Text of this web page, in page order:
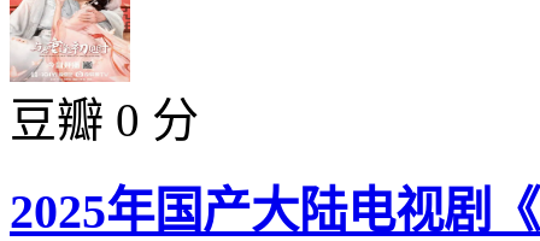
豆瓣 0 分
2025年国产大陆电视剧